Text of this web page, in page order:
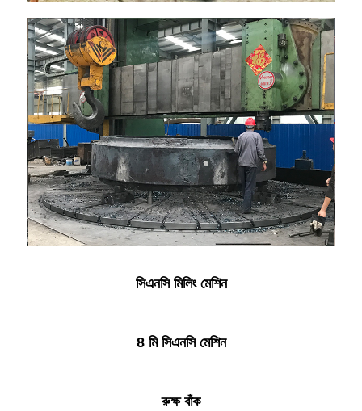
সিএনসি মিলিং মেশিন
8 মি সিএনসি মেশিন
রুক্ষ বাঁক